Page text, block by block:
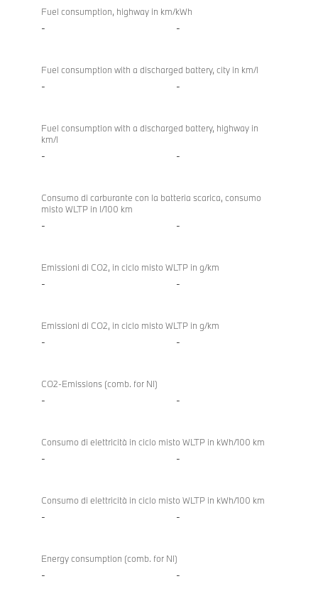
Fuel consumption, highway in km/kWh
- -
Fuel consumption with a discharged battery, city in km/l
- -
Fuel consumption with a discharged battery, highway in
km/l
- -
Consumo di carburante con la batteria scarica, consumo
misto WLTP in l/100 km
- -
Emissioni di CO2, in ciclo misto WLTP in g/km
- -
Emissioni di CO2, in ciclo misto WLTP in g/km
- -
CO2-Emissions (comb. for NI)
- -
Consumo di elettricità in ciclo misto WLTP in kWh/100 km
- -
Consumo di elettricità in ciclo misto WLTP in kWh/100 km
- -
Energy consumption (comb. for NI)
- -